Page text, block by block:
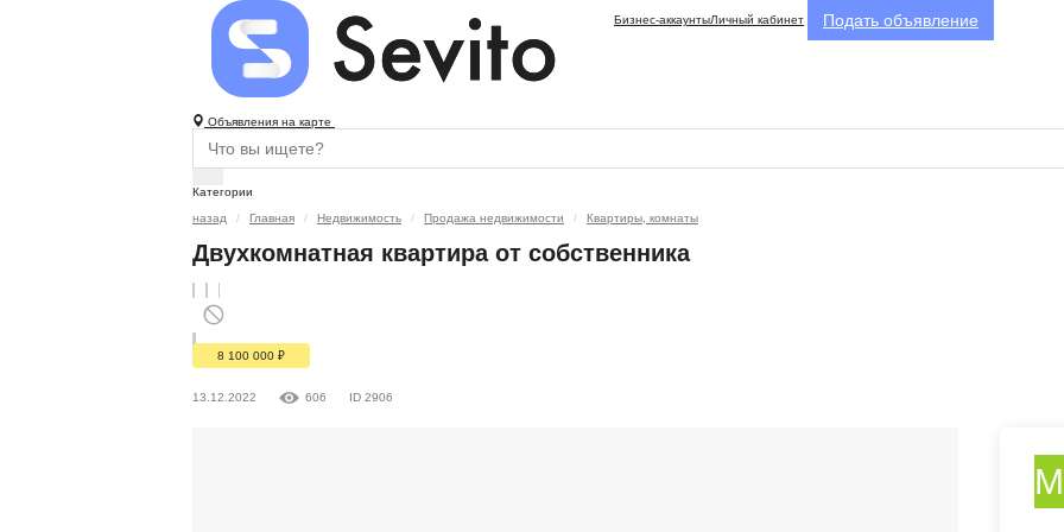
Бизнес-аккаунтыЛичный кабинет Подать объявление
Объявления на карте
Категории
назад
Главная Недвижимость Продажа недвижимости Квартиры, комнаты
Двухкомнатная квартира от собственника
8 100 000 ₽
13.12.2022 606 ID 2906
М